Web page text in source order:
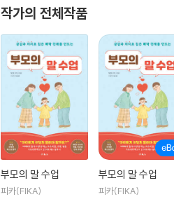
작가의 전체작품
부모의 말 수업
피카(FIKA)
부모의 말 수업
피카(FIKA)